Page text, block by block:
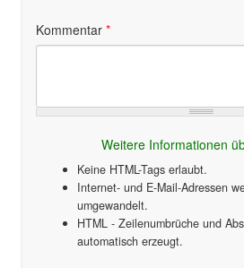
Kommentar *
Weitere Informationen
Keine HTML-Tags erlaubt.
Internet- und E-Mail-Adressen
umgewandelt.
HTML - Zeilenumbrüche und
automatisch erzeugt.